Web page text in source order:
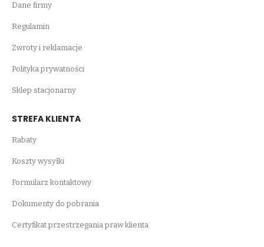
Dane firmy
Regulamin
Zwroty i reklamacje
Polityka prywatności
Sklep stacjonarny
STREFA KLIENTA
Rabaty
Koszty wysyłki
Formularz kontaktowy
Dokumenty do pobrania
Certyfikat przestrzegania praw klienta